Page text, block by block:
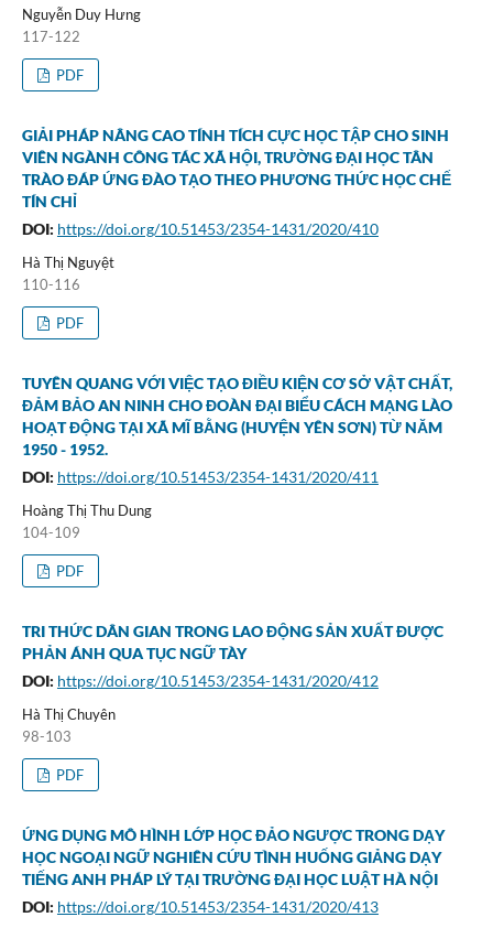
Nguyễn Duy Hưng
117-122
PDF
GIẢI PHÁP NÂNG CAO TÍNH TÍCH CỰC HỌC TẬP CHO SINH
VIÊN NGÀNH CÔNG TÁC XÃ HỘI, TRƯỜNG ĐẠI HỌC TÂN
TRÀO ĐÁP ỨNG ĐÀO TẠO THEO PHƯƠNG THỨC HỌC CHẾ
TÍN CHỈ
DOI: https://doi.org/10.51453/2354-1431/2020/410
Hà Thị Nguyệt
110-116
PDF
TUYÊN QUANG VỚI VIỆC TẠO ĐIỀU KIỆN CƠ SỞ VẬT CHẤT,
ĐẢM BẢO AN NINH CHO ĐOÀN ĐẠI BIỂU CÁCH MẠNG LÀO
HOẠT ĐỘNG TẠI XÃ MĨ BẰNG (HUYỆN YÊN SƠN) TỪ NĂM
1950 - 1952.
DOI: https://doi.org/10.51453/2354-1431/2020/411
Hoàng Thị Thu Dung
104-109
PDF
TRI THỨC DÂN GIAN TRONG LAO ĐỘNG SẢN XUẤT ĐƯỢC
PHẢN ÁNH QUA TỤC NGỮ TÀY
DOI: https://doi.org/10.51453/2354-1431/2020/412
Hà Thị Chuyên
98-103
PDF
ỨNG DỤNG MÔ HÌNH LỚP HỌC ĐẢO NGƯỢC TRONG DẠY
HỌC NGOẠI NGỮ NGHIÊN CỨU TÌNH HUỐNG GIẢNG DẠY
TIẾNG ANH PHÁP LÝ TẠI TRƯỜNG ĐẠI HỌC LUẬT HÀ NỘI
DOI: https://doi.org/10.51453/2354-1431/2020/413